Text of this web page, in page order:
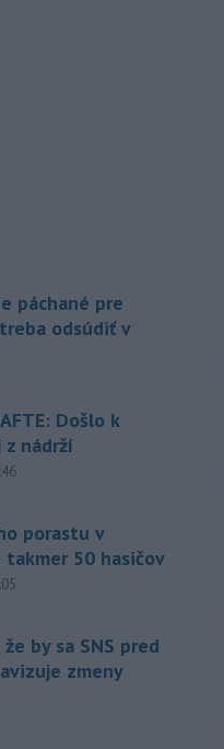
páchané pre
odsúdiť v
Došlo k
z nádrží
porastu v
50 hasičov
by sa SNS pred
zmeny